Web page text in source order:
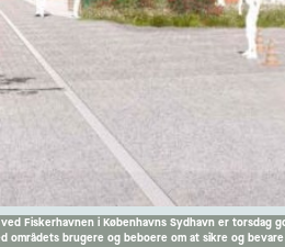
Fiskerhavnen i Københavns Sydhavn er torsdag
områdets brugere og beboere om at sikre og